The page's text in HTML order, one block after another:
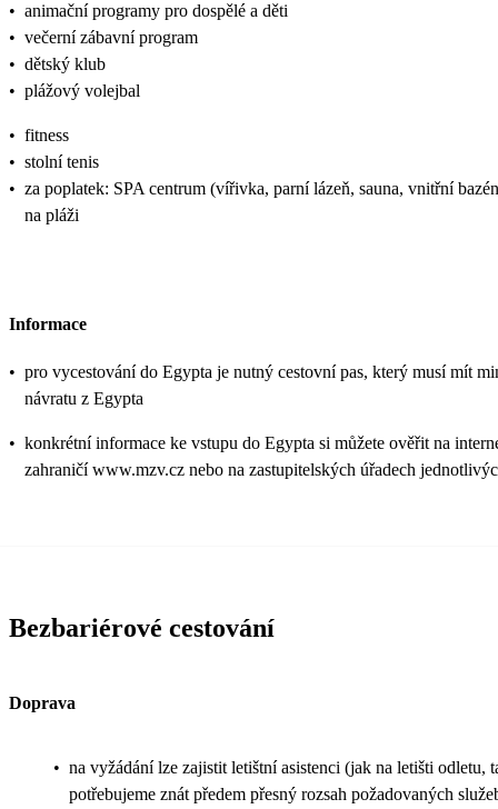
• animační programy pro dospělé a děti
• večerní zábavní program
• dětský klub
• plážový volejbal
• fitness
• stolní tenis
• za poplatek: SPA centrum (vířivka, parní lázeň, sauna, vnitřní
na pláži
Informace
• pro vycestování do Egypta je nutný cestovní pas, který musí mít
návratu z Egypta
• konkrétní informace ke vstupu do Egypta si můžete ověřit na
zahraničí www.mzv.cz nebo na zastupitelských úřadech
Bezbariérové cestování
Doprava
• na vyžádání lze zajistit letištní asistenci (jak na letišti odletu,
potřebujeme znát předem přesný rozsah požadovaných